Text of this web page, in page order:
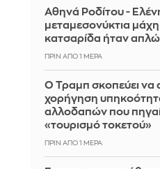
Αθηνά Ροδίτου -
μεταμεσονύκτια μάχη
κατσαρίδα ήταν
ΠΡΙΝ ΑΠΌ 1 ΜΈΡΑ
Ο Τραμπ σκοπεύει να
χορήγηση
αλλοδαπών που
«τουρισμό τοκετού»
ΠΡΙΝ ΑΠΌ 1 ΜΈΡΑ